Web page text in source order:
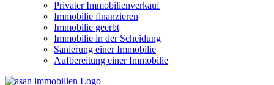
Privater Immobilienverkauf
Immobilie finanzieren
Immobilie geerbt
Immobilie in der Scheidung
Sanierung einer Immobilie
Aufbereitung einer Immobilie